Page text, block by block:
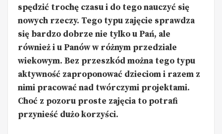
spędzić trochę czasu i do tego nauczyć się
nowych rzeczy. Tego typu zajęcie sprawdza
się bardzo dobrze nie tylko u Pań, ale
również i u Panów w różnym przedziale
wiekowym. Bez przeszkód można tego typu
aktywność zaproponować dzieciom i razem z
nimi pracować nad twórczymi projektami.
Choć z pozoru proste zajęcia to potrafi
przynieść dużo korzyści.